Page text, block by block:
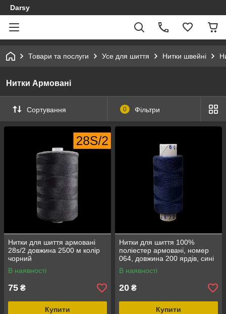
Darsy
Товари та послуги Усе для шиття Нитки швейні
Нитки Армовані
Сортування 0 Фільтри
Нитки для шиття армовані
28s/2 довжина 2500 м колір
чорний
В наявності
75 ₴
Купити
Нитки для шиття 100%
поліестер армовані, номер
064, довжина 200 ярдів, сині
В наявності
20 ₴
Купити